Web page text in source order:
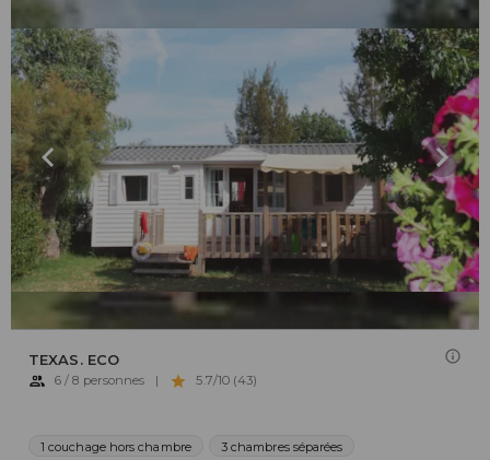
TEXAS. ECO
6 / 8 personnes | 5.7/10 (43)
1 couchage hors chambre 3 chambres séparées